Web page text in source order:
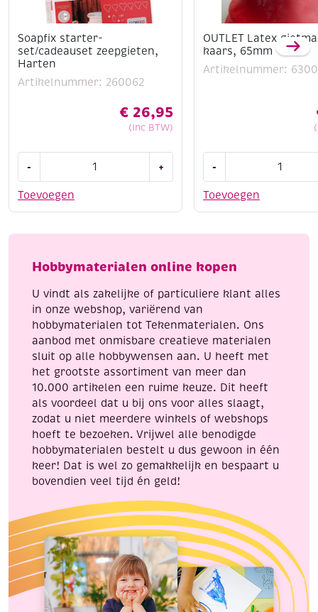
Soapfix starter-
set/cadeauset zeepgieten,
Harten
Artikelnummer: 260062
€ 26,95
(Inc BTW)
Toevoegen
-
set/cadeauset
aantal
+
OUTLET Latex
kaars, 65mm
Artikelnummer:
Toevoegen
-
gietmal,
65mm
Hobbymaterialen online kopen
U vindt als zakelijke of particuliere klant alles
in onze webshop, variërend van
hobbymaterialen tot Tekenmaterialen. Ons
aanbod met onmisbare creatieve materialen
sluit op alle hobbywensen aan. U heeft met
het grootste assortiment van meer dan
10.000 artikelen een ruime keuze. Dit heeft
als voordeel dat u bij ons voor alles slaagt,
zodat u niet meerdere winkels of webshops
hoeft te bezoeken. Vrijwel alle benodigde
hobbymaterialen bestelt u dus gewoon in één
keer! Dat is wel zo gemakkelijk en bespaart u
bovendien veel tijd én geld!